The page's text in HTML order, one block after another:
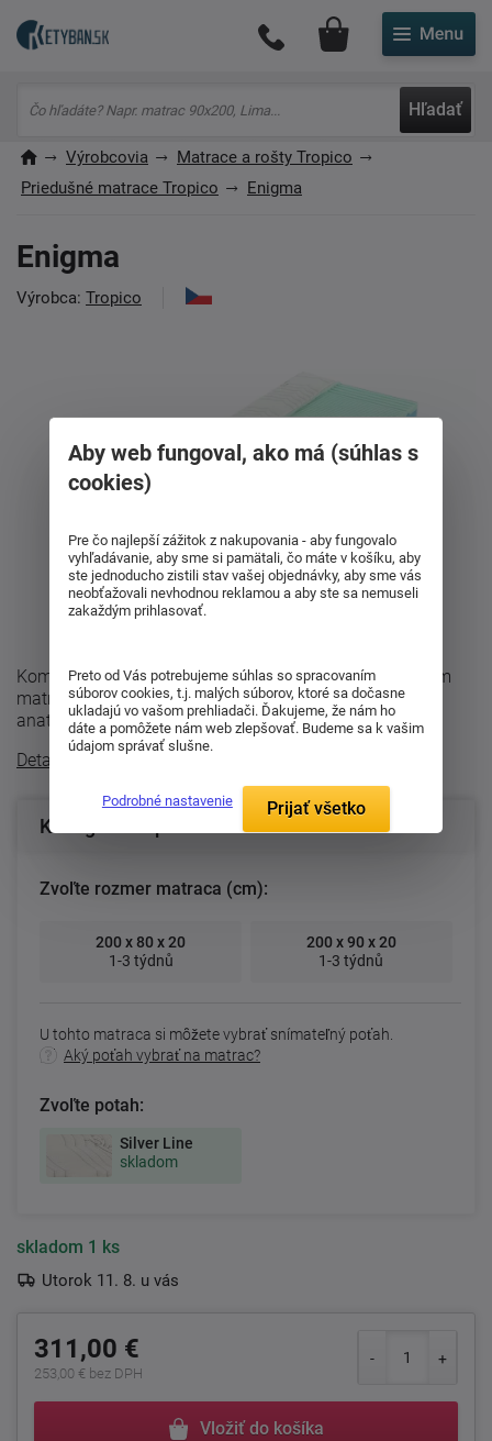
Hľadať
Môj účet
Výrobcovia
Matrace a rošty Tropico
Priedušné matrace Tropico
Enigma
Enigma
Výrobca: Tropico
Komfortný sedemzónový matrac Enigma je partnerským
matracom, pretože je dvojaký tuhosti. Je ortopedická,
anatomická a hygienická. Teraz v ...
Detailný popis
Konfigurácia produktu
Zvoľte rozmer matraca (cm):
200 x 80 x 20
1-3 týdnů
200 x 90 x 20
1-3 týdnů
U tohto matraca si môžete vybrať snímateľný poťah.
Aký poťah vybrať na matrac?
Zvoľte potah:
Silver Line
skladom
skladom 1 ks
Utorok 11. 8. u vás
311,00 €
253,00 € bez DPH
Vložiť do košíka
Aby web fungoval, ako má (súhlas s
cookies)
Pre čo najlepší zážitok z nakupovania - aby fungovalo
vyhľadávanie, aby sme si pamätali, čo máte v košíku, aby
ste jednoducho zistili stav vašej objednávky, aby sme vás
neobťažovali nevhodnou reklamou a aby ste sa nemuseli
zakaždým prihlasovať.
Preto od Vás potrebujeme súhlas so spracovaním
súborov cookies, t.j. malých súborov, ktoré sa dočasne
ukladajú vo vašom prehliadači. Ďakujeme, že nám ho
dáte a pomôžete nám web zlepšovať. Budeme sa k vašim
údajom správať slušne.
Podrobné nastavenie Prijať všetko